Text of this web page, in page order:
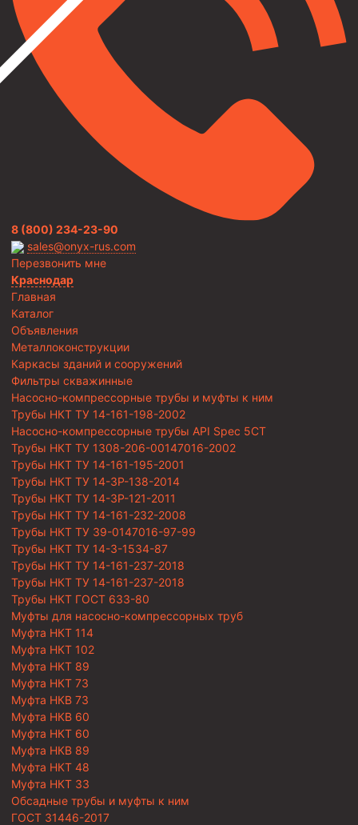
8 (800) 234-23-90
sales@onyx-rus.com
Перезвонить мне
Краснодар
Главная
Каталог
Объявления
Металлоконструкции
Каркасы зданий и сооружений
Фильтры скважинные
Насосно-компрессорные трубы и муфты к ним
Трубы НКТ ТУ 14-161-198-2002
Насосно-компрессорные трубы API Spec 5CT
Трубы НКТ ТУ 1308-206-00147016-2002
Трубы НКТ ТУ 14-161-195-2001
Трубы НКТ ТУ 14-3Р-138-2014
Трубы НКТ ТУ 14-3Р-121-2011
Трубы НКТ ТУ 14-161-232-2008
Трубы НКТ ТУ 39-0147016-97-99
Трубы НКТ ТУ 14-3-1534-87
Трубы НКТ ТУ 14-161-237-2018
Трубы НКТ ТУ 14-161-237-2018
Трубы НКТ ГОСТ 633-80
Муфты для насосно-компрессорных труб
Муфта НКТ 114
Муфта НКТ 102
Муфта НКТ 89
Муфта НКТ 73
Муфта НКВ 73
Муфта НКВ 60
Муфта НКТ 60
Муфта НКВ 89
Муфта НКТ 48
Муфта НКТ 33
Обсадные трубы и муфты к ним
ГОСТ 31446-2017